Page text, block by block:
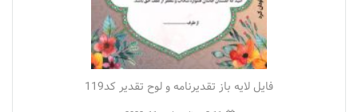
فایل لایه باز تقدیرنامه و لوح تقدیر کد119